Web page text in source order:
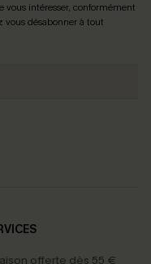
vous intéresser, conformément
vous désabonner à tout
offerte dès 55 €